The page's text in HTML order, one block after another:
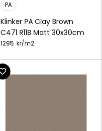
PA
Klinker PA Clay Brown
C471 R11B Matt 30x30cm
1295 kr/m2